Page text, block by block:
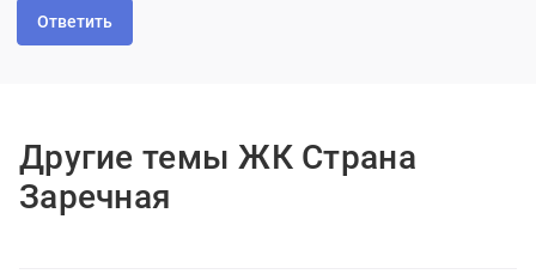
Другие темы ЖК Страна
Заречная